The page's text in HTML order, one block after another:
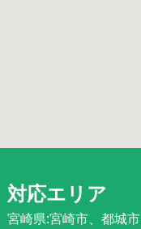
対応エリア
宮崎県:宮崎市、都城